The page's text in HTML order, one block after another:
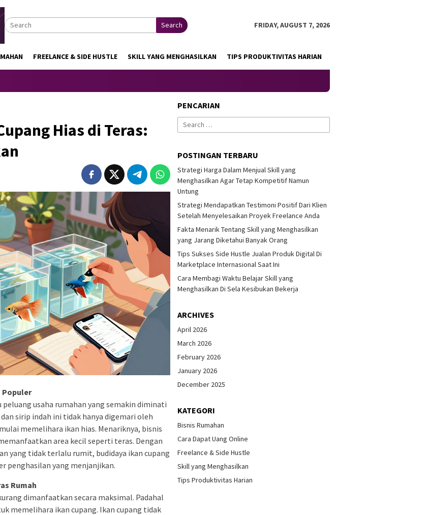
Search FRIDAY, AUGUST 7, 2026
FREELANCE & SIDE HUSTLE SKILL YANG MENGHASILKAN TIPS PRODUKTIVITAS HARIAN
Hias di Teras:
Populer
usaha rumahan yang semakin diminati
sirip indah ini tidak hanya digemari oleh
memelihara ikan hias. Menariknya, bisnis
area kecil seperti teras. Dengan
yang tidak terlalu rumit, budidaya ikan cupang
penghasilan yang menjanjikan.
Rumah
dimanfaatkan secara maksimal. Padahal
memelihara ikan cupang. Ikan cupang tidak
PENCARIAN
Search
for:
POSTINGAN TERBARU
Strategi Harga Dalam Menjual Skill yang
Menghasilkan Agar Tetap Kompetitif Namun
Untung
Strategi Mendapatkan Testimoni Positif Dari Klien
Setelah Menyelesaikan Proyek Freelance Anda
Fakta Menarik Tentang Skill yang Menghasilkan
yang Jarang Diketahui Banyak Orang
Tips Sukses Side Hustle Jualan Produk Digital Di
Marketplace Internasional Saat Ini
Cara Membagi Waktu Belajar Skill yang
Menghasilkan Di Sela Kesibukan Bekerja
ARCHIVES
April 2026
March 2026
February 2026
January 2026
December 2025
KATEGORI
Bisnis Rumahan
Cara Dapat Uang Online
Freelance & Side Hustle
Skill yang Menghasilkan
Tips Produktivitas Harian